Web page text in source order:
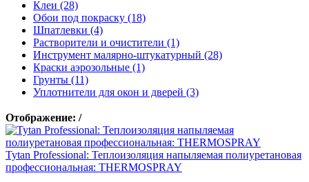
Клеи (28)
Обои под покраску (18)
Шпатлевки (4)
Растворители и очистители (1)
Инструмент малярно-штукатурный (28)
Краски аэрозольные (1)
Грунты (11)
Уплотнители для окон и дверей (3)
Отображение: /
Tytan Professional: Теплоизоляция напыляемая полиуретановая
профессиональная: THERMOSPRAY